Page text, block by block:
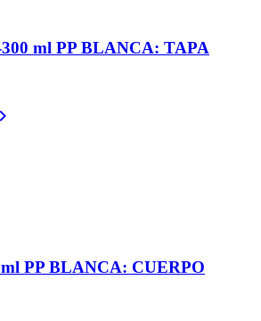
ml PP BLANCA: TAPA
keyboard_arrow_right
PP BLANCA: CUERPO